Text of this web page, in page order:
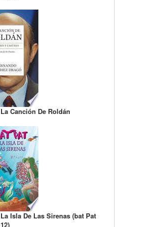
La Canción De Roldán
La Isla De Las Sirenas (bat Pat
12)